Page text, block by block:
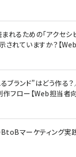
織の成果を最大化する ル
1,980
ランキングをも
ワイヤレスイヤホン/アクテ
術基準適合】ブラック
5,990
ーブル Anker絡まないケ
ド付き USB PD対応 シリコ
/ 16 / 15 / Galaxy
Air 各種対応 (1.8m ミッ
1,890
ッポロ 生ビール 黒ラベ
ケース買い【6/30応募〆
4,857
れるための「アクセシ
されていますか？【
ブランド”はどう作る
フロー【Web担当者
マーケティング実践